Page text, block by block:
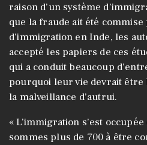
raison d’un système
que la fraude ait été commise
d’immigration en Inde, les
accepté les papiers de ces
qui a conduit beaucoup
pourquoi leur vie devrait être
la malveillance d’autrui.
« L’immigration s’est
sommes plus de 700 à être